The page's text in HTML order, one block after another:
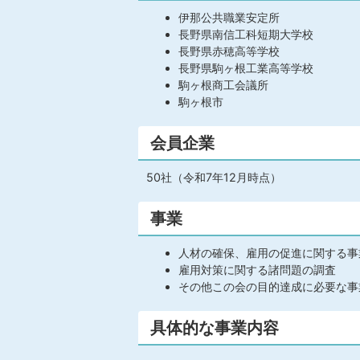
伊那公共職業安定所
長野県南信工科短期大学校
長野県赤穂高等学校
長野県駒ヶ根工業高等学校
駒ヶ根商工会議所
駒ヶ根市
会員企業
50社（令和7年12月時点）
事業
人材の確保、雇用の促進に関する
雇用対策に関する諸問題の調査
その他この会の目的達成に必要な
具体的な事業内容